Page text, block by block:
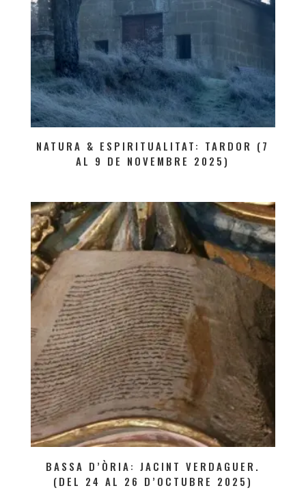
NATURA & ESPIRITUALITAT: TARDOR (7
AL 9 DE NOVEMBRE 2025)
BASSA D’ÒRIA: JACINT VERDAGUER.
(DEL 24 AL 26 D’OCTUBRE 2025)